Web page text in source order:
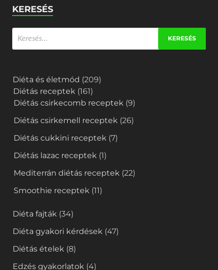
KERESÉS
Diéta és életmód (209)
Diétás receptek (161)
Diétás csirkecomb receptek (9)
Diétás csirkemell receptek (26)
Diétás cukkini receptek (7)
Diétás lazac receptek (1)
Mediterrán diétás receptek (22)
Smoothie receptek (11)
Diéta fajták (34)
Diéta gyakori kérdések (47)
Diétás ételek (8)
Edzés gyakorlatok (4)